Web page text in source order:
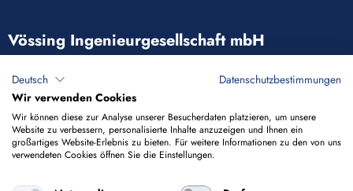
Vössing Ingenieurgesellschaft mbH
Brunnenstraße 29-31
40223 Düsseldorf
+49 211 9054-5
info@voessing.de
Deutsch
Datenschutzbestimmungen
Wir verwenden Cookies
Wir können diese zur Analyse unserer Besucherdaten platzieren, um unsere
Website zu verbessern, personalisierte Inhalte anzuzeigen und Ihnen ein
großartiges Website-Erlebnis zu bieten. Für weitere Informationen zu den von uns
verwendeten Cookies öffnen Sie die Einstellungen.